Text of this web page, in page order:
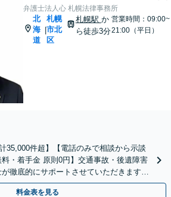
弁護士法人心 札幌法律事務所
北
海
道
|
札幌
市北
区
札幌駅 か
ら徒歩3分
営業時間：09:00~
21:00（平日）
計35,000件超】【電話のみで相談から示談
・着手金 原則0円】交通事故・後遺障害
徹底的にサポートさせていただきます！
軽にご相談ください
料金表を見る